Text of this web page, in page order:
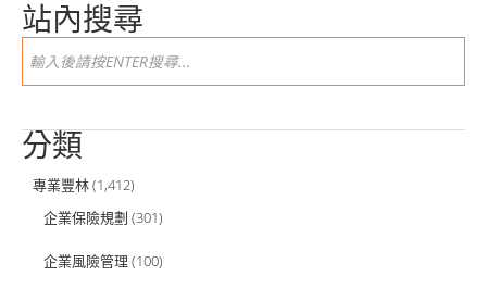
站內搜尋
分類
專業豐林(1,412)
企業保險規劃 (301)
企業風險管理 (100)